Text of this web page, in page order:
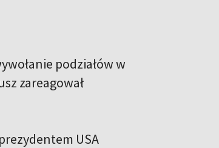
podziałów w
zareagował
USA